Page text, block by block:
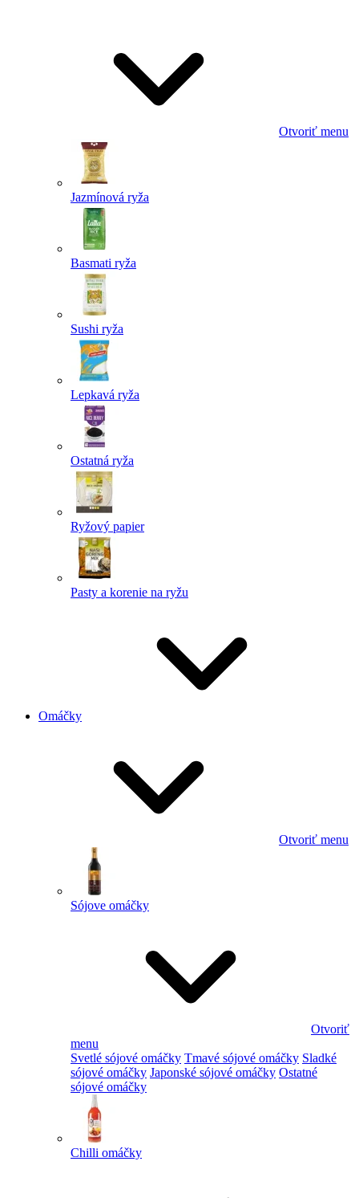
Otvoriť menu
Jazmínová ryža
Basmati ryža
Sushi ryža
Lepkavá ryža
Ostatná ryža
Ryžový papier
Pasty a korenie na ryžu
Omáčky
Otvoriť menu
Sójove omáčky
Otvoriť
menu
Svetlé sójové omáčky Tmavé sójové omáčky Sladké
sójové omáčky Japonské sójové omáčky Ostatné
sójové omáčky
Chilli omáčky